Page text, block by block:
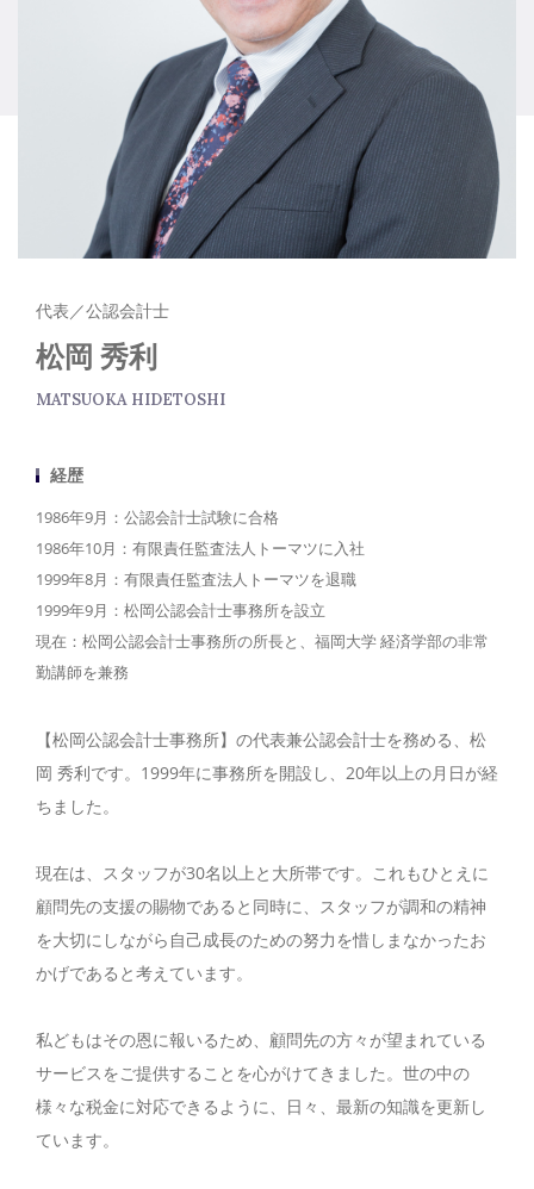
メールでのお問い合わせ
CONTACT
代表／公認会計士
松岡 秀利
MATSUOKA HIDETOSHI
経歴
1986年9月：公認会計士試験に合格
1986年10月：有限責任監査法人トーマツに入社
1999年8月：有限責任監査法人トーマツを退職
1999年9月：松岡公認会計士事務所を設立
現在：松岡公認会計士事務所の所長と、福岡大学 経済学部の非常
勤講師を兼務
【松岡公認会計士事務所】の代表兼公認会計士を務める、松
岡 秀利です。1999年に事務所を開設し、20年以上の月日が経
ちました。
現在は、スタッフが30名以上と大所帯です。これもひとえに
顧問先の支援の賜物であると同時に、スタッフが調和の精神
を大切にしながら自己成長のための努力を惜しまなかったお
かげであると考えています。
私どもはその恩に報いるため、顧問先の方々が望まれている
サービスをご提供することを心がけてきました。世の中の
様々な税金に対応できるように、日々、最新の知識を更新し
ています。